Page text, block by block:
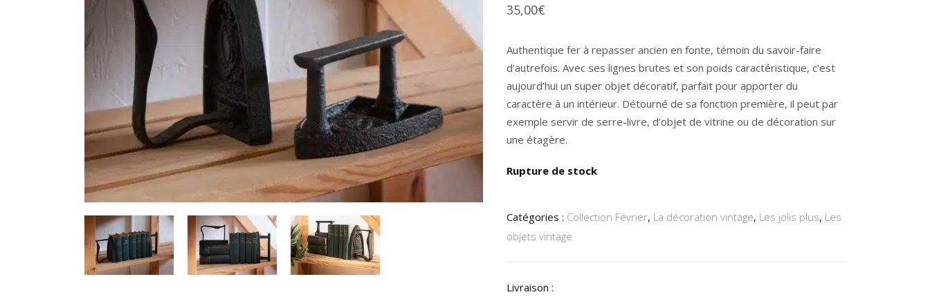
35,00€
Authentique fer à repasser ancien en fonte, témoin du savoir-faire
d’autrefois. Avec ses lignes brutes et son poids caractéristique, c’est
aujourd’hui un super objet décoratif, parfait pour apporter du
caractère à un intérieur. Détourné de sa fonction première, il peut par
exemple servir de serre-livre, d’objet de vitrine ou de décoration sur
une étagère.
Rupture de stock
Catégories : Collection Février, La décoration vintage, Les jolis plus, Les
objets vintage
Livraison :